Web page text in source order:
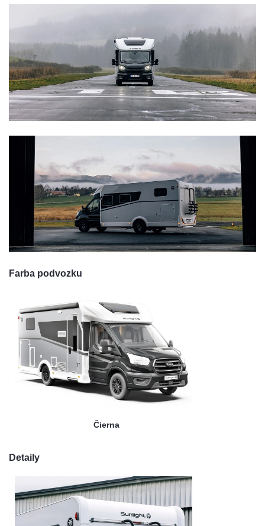
Farba podvozku
Čierna
Detaily